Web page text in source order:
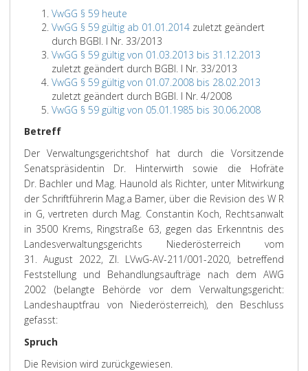
VwGG § 59 heute
VwGG § 59 gültig ab 01.01.2014 zuletzt geändert
durch BGBl. I Nr. 33/2013
VwGG § 59 gültig von 01.03.2013 bis 31.12.2013
zuletzt geändert durch BGBl. I Nr. 33/2013
VwGG § 59 gültig von 01.07.2008 bis 28.02.2013
zuletzt geändert durch BGBl. I Nr. 4/2008
VwGG § 59 gültig von 05.01.1985 bis 30.06.2008
Betreff
Der Verwaltungsgerichtshof hat durch die Vorsitzende
Senatspräsidentin Dr. Hinterwirth sowie die Hofräte
Dr. Bachler und Mag. Haunold als Richter, unter Mitwirkung
der Schriftführerin Mag.a Bamer, über die Revision des W R
in G, vertreten durch Mag. Constantin Koch, Rechtsanwalt
in 3500 Krems, Ringstraße 63, gegen das Erkenntnis des
Landesverwaltungsgerichts Niederösterreich vom
31. August 2022, Zl. LVwG-AV-211/001-2020, betreffend
Feststellung und Behandlungsaufträge nach dem AWG
2002 (belangte Behörde vor dem Verwaltungsgericht:
Landeshauptfrau von Niederösterreich), den Beschluss
gefasst:
Spruch
Die Revision wird zurückgewiesen.